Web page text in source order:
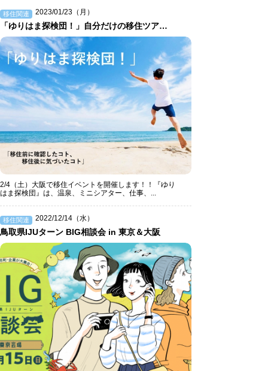
移住関連 2023/01/23（月）
「ゆりはま探検団！」自分だけの移住ツアーをつくろう。
2/4（土）大阪で移住イベントを開催します！！『ゆり
はま探検団』は、温泉、ミニシアター、仕事、...
移住関連 2022/12/14（水）
鳥取県IJUターン BIG相談会 in 東京＆大阪